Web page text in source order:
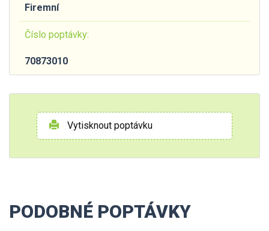
Firemní
Číslo poptávky:
70873010
Vytisknout poptávku
PODOBNÉ POPTÁVKY